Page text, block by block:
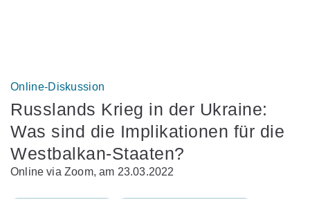
Online-Diskussion
Russlands Krieg in der Ukraine:
Was sind die Implikationen für die
Westbalkan-Staaten?
Online via Zoom, am 23.03.2022